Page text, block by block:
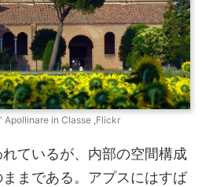
Apollinare in Classe ,Flickr
ているが、内部の空間構成
まである。アプスにはすば